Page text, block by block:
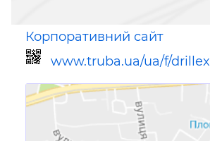
Корпоративний сайт
www.truba.ua/ua/f/drillex